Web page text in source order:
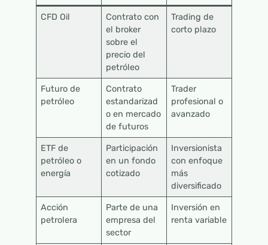
CFD Oil
Contrato con
el broker
sobre el
precio del
petróleo
Trading de
corto plazo
Futuro de
petróleo
Contrato
estandarizad
o en mercado
de futuros
Trader
profesional o
avanzado
ETF de
petróleo o
energía
Participación
en un fondo
cotizado
Inversionista
con enfoque
más
diversificado
Acción
petrolera
Parte de una
empresa del
sector
Inversión en
renta variable